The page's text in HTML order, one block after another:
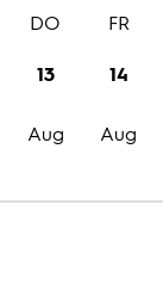
13
Aug
DO
14
Aug
FR